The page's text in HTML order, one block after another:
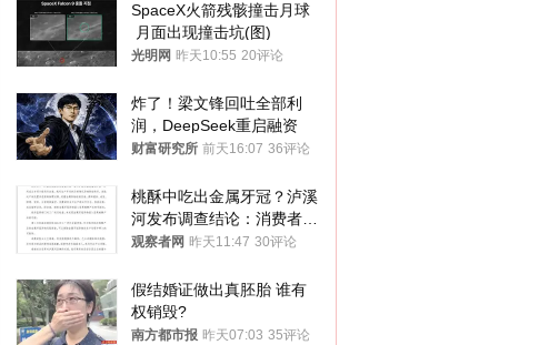
SpaceX火箭残骸撞击月球
月面出现撞击坑(图)
光明网 昨天10:55 20评论
炸了！梁文锋回吐全部利
润，DeepSeek重启融资
财富研究所 前天16:07 36评论
桃酥中吃出金属牙冠？泸溪
河发布调查结论：消费者已
澄清，所发视频情况不属实
观察者网 昨天11:47 30评论
假结婚证做出真胚胎 谁有
权销毁?
南方都市报 昨天07:03 35评论